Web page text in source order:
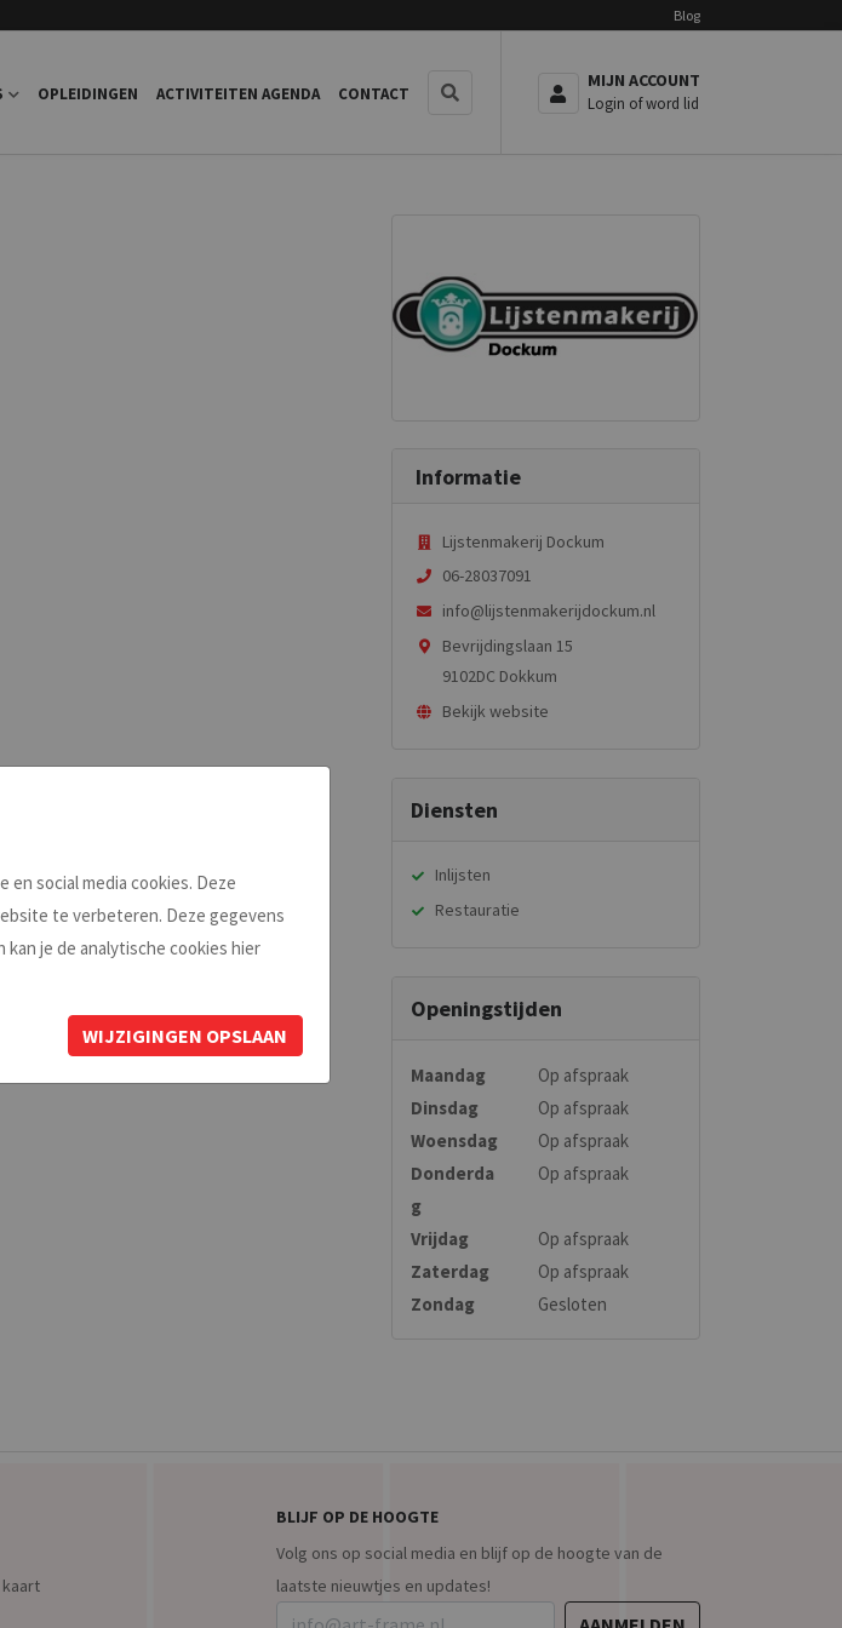
Blog
OPLEIDINGEN ACTIVITEITEN AGENDA CONTACT
MIJN ACCOUNT
Login of word lid
Informatie
Lijstenmakerij Dockum
06-28037091
info@lijstenmakerijdockum.nl
Bevrijdingslaan 15
9102DC Dokkum
Bekijk website
Diensten
Inlijsten
Restauratie
Openingstijden
Maandag
Op afspraak
Dinsdag
Op afspraak
Woensdag
Op afspraak
Donderda
g
Op afspraak
Vrijdag
Op afspraak
Zaterdag
Op afspraak
Zondag
Gesloten
BLIJF OP DE HOOGTE
Volg ons op social media en blijf op de hoogte van de
laatste nieuwtjes en updates!
en social media cookies. Deze
te verbeteren. Deze gegevens
kan je de analytische cookies hier
WIJZIGINGEN OPSLAAN